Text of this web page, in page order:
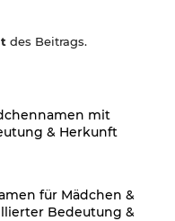
des Beitrags.
mit
& Herkunft
für Mädchen &
Bedeutung &